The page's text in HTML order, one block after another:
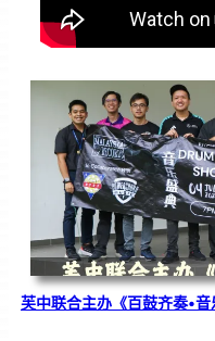
芙中联合主办《百鼓齐奏•